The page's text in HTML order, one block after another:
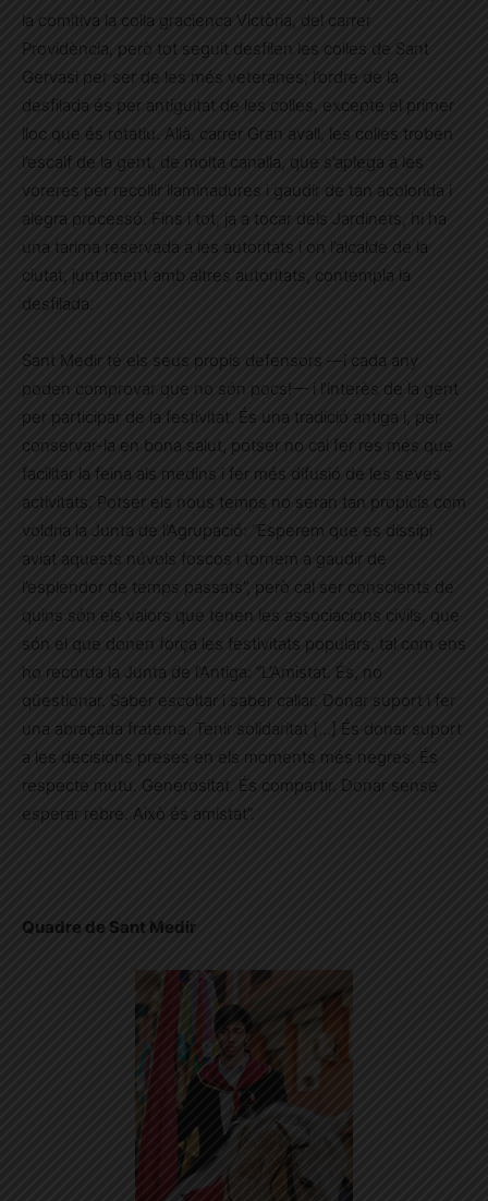
la comitiva la colla gracienca Victòria, del carrer
Providència, però tot seguit desfilen les colles de Sant
Gervasi per ser de les més veteranes; l’ordre de la
desfilada és per antiguitat de les colles, excepte el primer
lloc que és rotatiu. Allà, carrer Gran avall, les colles troben
l’escalf de la gent, de molta canalla, que s’aplega a les
voreres per recollir llaminadures i gaudir de tan acolorida i
alegra processó. Fins i tot, ja a tocar dels Jardinets, hi ha
una tarima reservada a les autoritats i on l’alcalde de la
ciutat, juntament amb altres autoritats, contempla la
desfilada.
Sant Medir té els seus propis defensors —i cada any
poden comprovar que no són pocs!— i l’interès de la gent
per participar de la festivitat. És una tradició antiga i, per
conservar-la en bona salut, potser no cal fer res més que
facilitar la feina als medins i fer més difusió de les seves
activitats. Potser els nous temps no seran tan propicis com
voldria la Junta de l’Agrupació: “Esperem que es dissipi
aviat aquests núvols foscos i tornem a gaudir de
l’esplendor de temps passats”, però cal ser conscients de
quins són els valors que tenen les associacions civils, que
són el que donen força les festivitats populars, tal com ens
ho recorda la Junta de l’Antiga: “L’Amistat. És, no
qüestionar. Saber escoltar i saber callar. Donar suport i fer
una abraçada fraterna. Tenir solidaritat […] És donar suport
a les decisions preses en els moments més negres. És
respecte mutu. Generositat. És compartir. Donar sense
esperar rebre. Això és amistat”.
Quadre de Sant Medir